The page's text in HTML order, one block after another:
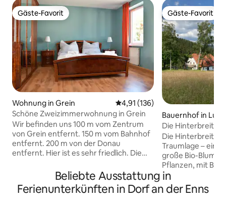
Gäste-Favorit
Gäste-Favorit
Wohnung in Grein Durchschnittliche Bewertung:
4,91 (136)
Schöne Zweizimmerwohnung in Grein
Wir befinden uns 100 m vom Zentrum
von Grein entfernt. 150 m vom Bahnhof
entfernt. 200 m von der Donau
entfernt. Hier ist es sehr friedlich. Die
Haus, hat aber einen separaten Eingang.
Sie ist also privat. Es gibt mehrere
Restaurants, die nicht weit von uns
Gäste-Favorit
Gäste-Favorit
Bauernhof in
Die
See & Ski
Die
Traumlage –
große Bio-
Pflanzen, mit
Wälder. Sie
mit dem Luxus
Beliebte Ausstattung in
Ferienunterkünften in Dorf an der Enns